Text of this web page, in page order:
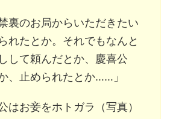
裏のお局からいただきたい
れたとか。それでもなんと
して頼んだとか、慶喜公
、止められたとか……」
はお妾をホトガラ（写真）